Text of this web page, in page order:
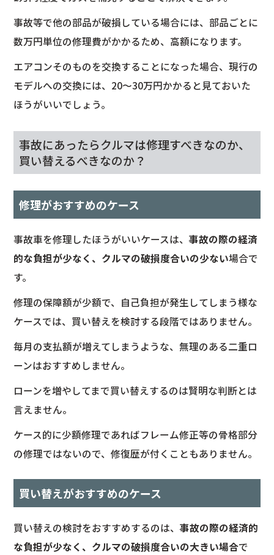
事故等で他の部品が破損している場合には、部品ごとに
数万円単位の修理費がかかるため、高額になります。
エアコンそのものを交換することになった場合、現行の
モデルへの交換には、20～30万円かかると見ておいた
ほうがいいでしょう。
事故にあったらクルマは修理すべきなのか、
買い替えるべきなのか？
修理がおすすめのケース
事故車を修理したほうがいいケースは、事故の際の経済
的な負担が少なく、クルマの破損度合いの少ない場合で
す。
修理の保障額が少額で、自己負担が発生してしまう様な
ケースでは、買い替えを検討する段階ではありません。
毎月の支払額が増えてしまうような、無理のある二重ロ
ーンはおすすめしません。
ローンを増やしてまで買い替えするのは賢明な判断とは
言えません。
ケース的に少額修理であればフレーム修正等の骨格部分
の修理ではないので、修復歴が付くこともありません。
買い替えがおすすめのケース
買い替えの検討をおすすめするのは、事故の際の経済的
な負担が少なく、クルマの破損度合いの大きい場合で